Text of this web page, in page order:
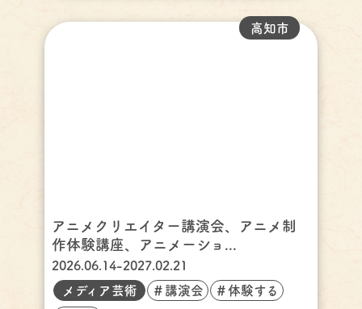
アニメクリエイター講演会、アニメ制
作体験講座、アニメーショ...
高知市
2026.06.14-2027.02.21
メディア芸術
＃講演会 ＃体験する